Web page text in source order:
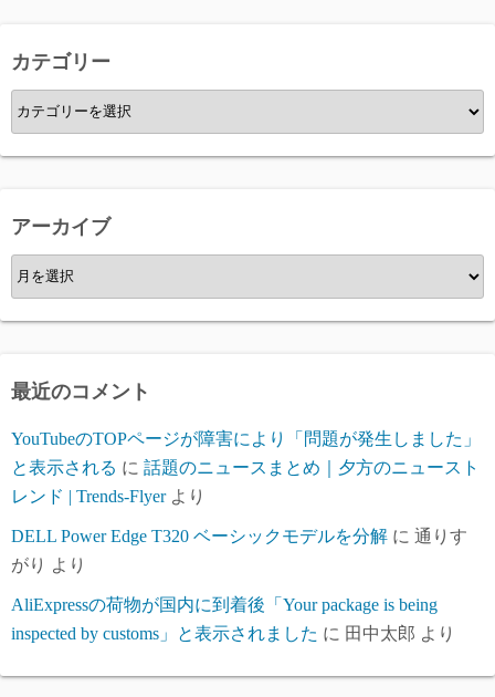
カテゴリー
カ
テ
ゴ
ー
アーカイブ
ア
ー
カ
ブ
最近のコメント
YouTubeのTOPページが障害により「問題が発生しました」
と表示される に 話題のニュースまとめ｜夕方のニュースト
レンド | Trends-Flyerより
DELL Power Edge T320 ベーシックモデルを分解 に 通りす
がり より
AliExpressの荷物が国内に到着後「Your package is being
inspected by customs」と表示されました に 田中太郎 より